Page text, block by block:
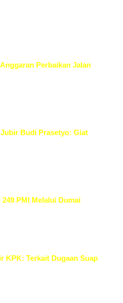
Perbaikan Jalan
Budi Prasetyo: Giat
PMI Melalui Dumai
KPK: Terkait Dugaan Suap